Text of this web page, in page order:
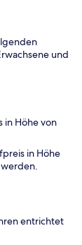
und
in Höhe von
in Höhe
entrichtet